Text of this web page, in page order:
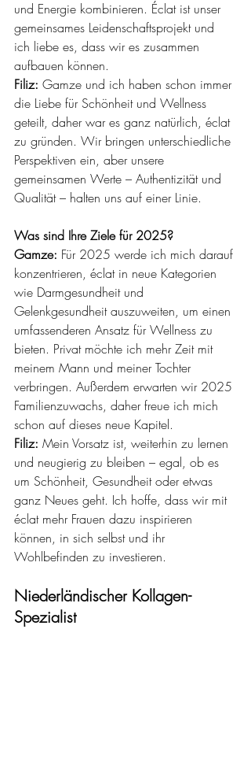
und Energie kombinieren. Éclat ist unser
gemeinsames Leidenschaftsprojekt und
ich liebe es, dass wir es zusammen
aufbauen können.
Filiz: Gamze und ich haben schon immer
die Liebe für Schönheit und Wellness
geteilt, daher war es ganz natürlich, éclat
zu gründen. Wir bringen unterschiedliche
Perspektiven ein, aber unsere
gemeinsamen Werte – Authentizität und
Qualität – halten uns auf einer Linie.
Was sind Ihre Ziele für 2025?
Gamze: Für 2025 werde ich mich darauf
konzentrieren, éclat in neue Kategorien
wie Darmgesundheit und
Gelenkgesundheit auszuweiten, um einen
umfassenderen Ansatz für Wellness zu
bieten. Privat möchte ich mehr Zeit mit
meinem Mann und meiner Tochter
verbringen. Außerdem erwarten wir 2025
Familienzuwachs, daher freue ich mich
schon auf dieses neue Kapitel.
Filiz: Mein Vorsatz ist, weiterhin zu lernen
und neugierig zu bleiben – egal, ob es
um Schönheit, Gesundheit oder etwas
ganz Neues geht. Ich hoffe, dass wir mit
éclat mehr Frauen dazu inspirieren
können, in sich selbst und ihr
Wohlbefinden zu investieren.
Niederländischer Kollagen-
Spezialist